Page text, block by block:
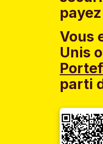
Vous
Unis
parti